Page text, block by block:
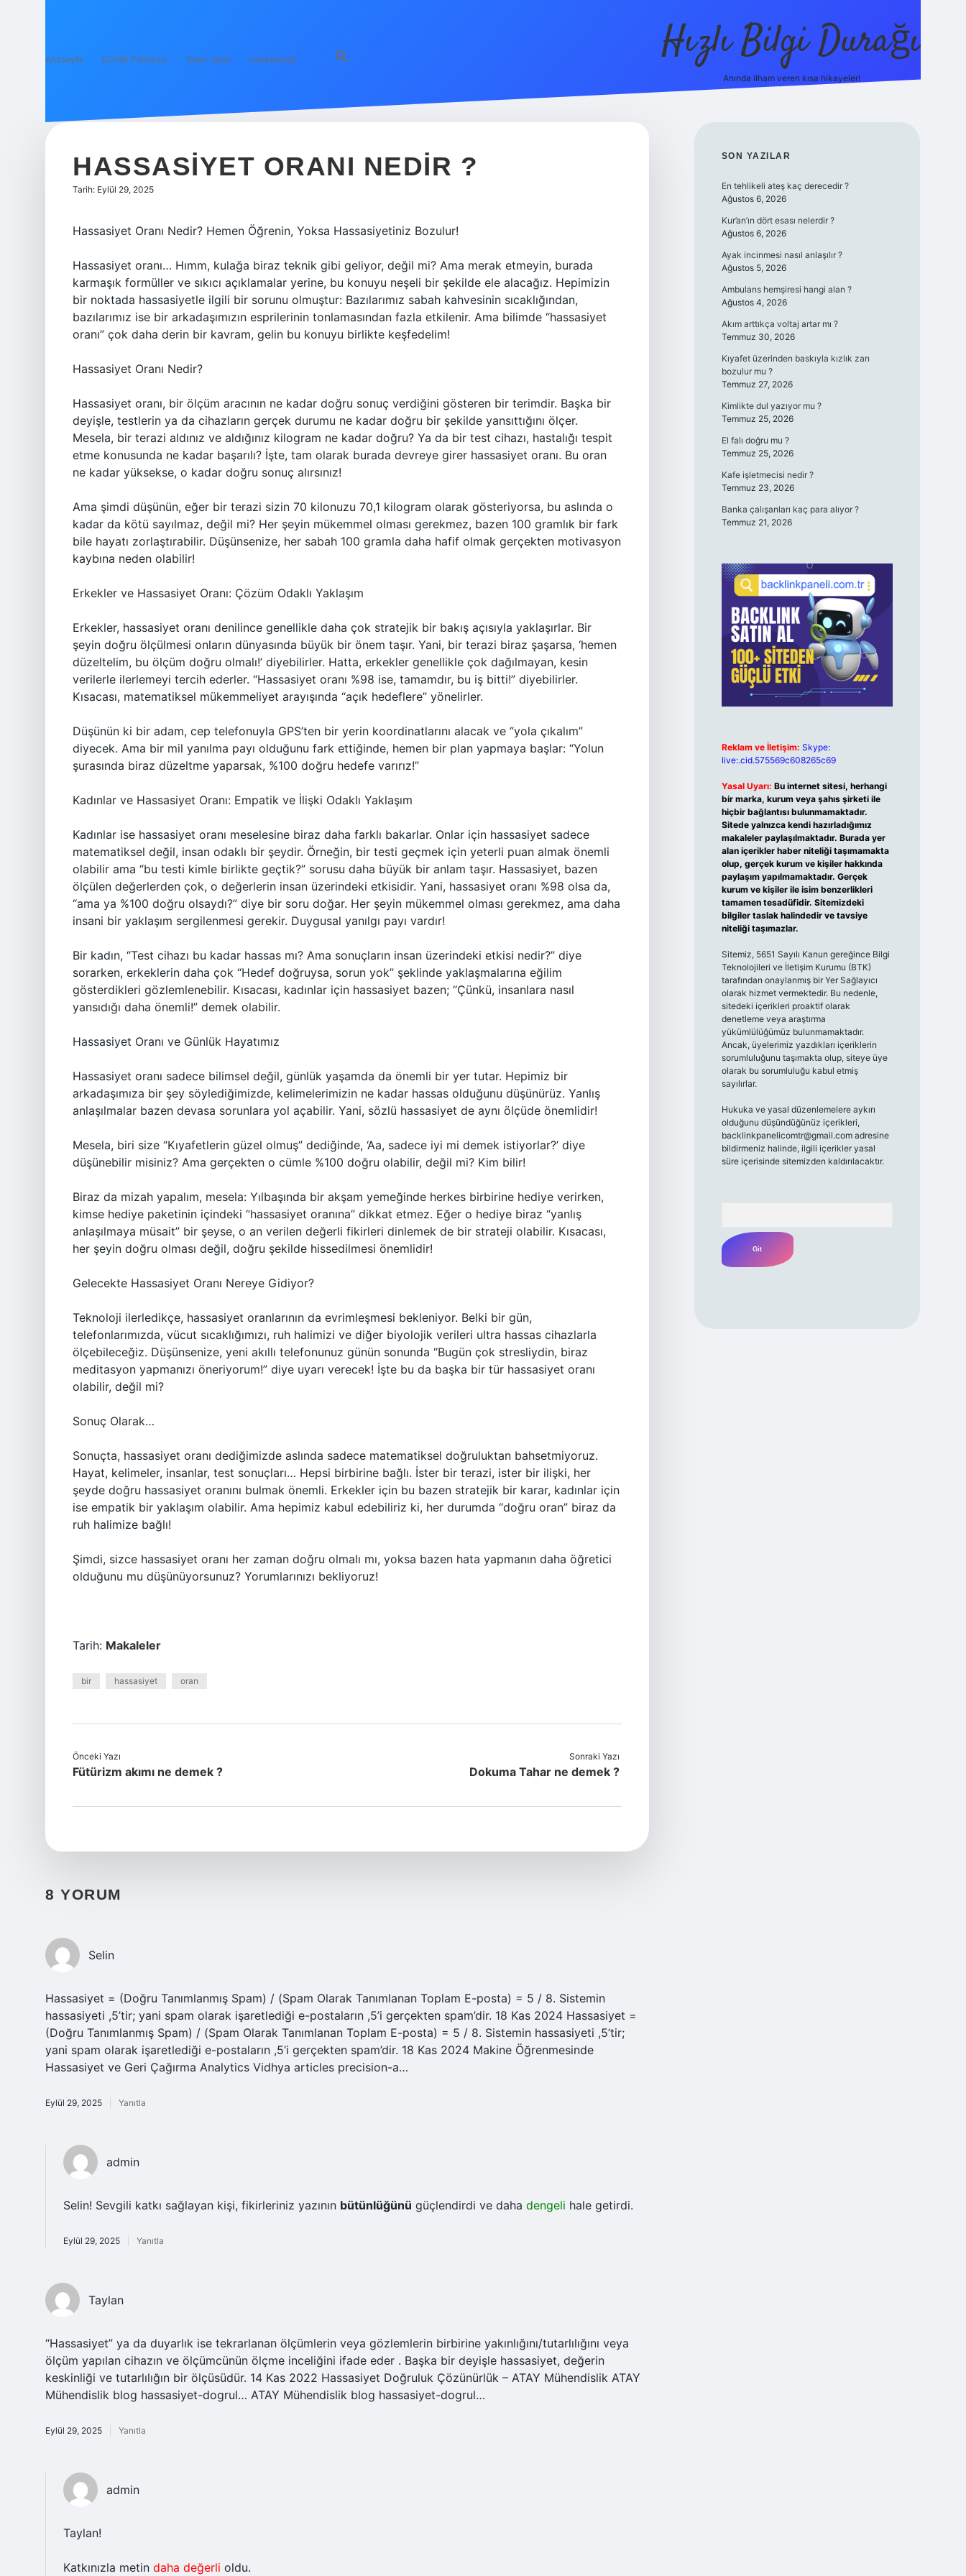
Anasayfa Gizlilik Politikası Yasal Uyarı Hakkımızda Hızlı Bilgi Durağı
Anında ilham veren kısa hikayeler!
HASSASIYET ORANI NEDIR ?
Tarih: Eylül 29, 2025
Hassasiyet Oranı Nedir? Hemen Öğrenin, Yoksa Hassasiyetiniz Bozulur!
Hassasiyet oranı… Hımm, kulağa biraz teknik gibi geliyor, değil mi? Ama merak etmeyin, burada
karmaşık formüller ve sıkıcı açıklamalar yerine, bu konuyu neşeli bir şekilde ele alacağız. Hepimizin
bir noktada hassasiyetle ilgili bir sorunu olmuştur: Bazılarımız sabah kahvesinin sıcaklığından,
bazılarımız ise bir arkadaşımızın esprilerinin tonlamasından fazla etkilenir. Ama bilimde “hassasiyet
oranı” çok daha derin bir kavram, gelin bu konuyu birlikte keşfedelim!
Hassasiyet Oranı Nedir?
Hassasiyet oranı, bir ölçüm aracının ne kadar doğru sonuç verdiğini gösteren bir terimdir. Başka bir
deyişle, testlerin ya da cihazların gerçek durumu ne kadar doğru bir şekilde yansıttığını ölçer.
Mesela, bir terazi aldınız ve aldığınız kilogram ne kadar doğru? Ya da bir test cihazı, hastalığı tespit
etme konusunda ne kadar başarılı? İşte, tam olarak burada devreye girer hassasiyet oranı. Bu oran
ne kadar yüksekse, o kadar doğru sonuç alırsınız!
Ama şimdi düşünün, eğer bir terazi sizin 70 kilonuzu 70,1 kilogram olarak gösteriyorsa, bu aslında o
kadar da kötü sayılmaz, değil mi? Her şeyin mükemmel olması gerekmez, bazen 100 gramlık bir fark
bile hayatı zorlaştırabilir. Düşünsenize, her sabah 100 gramla daha hafif olmak gerçekten motivasyon
kaybına neden olabilir!
Erkekler ve Hassasiyet Oranı: Çözüm Odaklı Yaklaşım
Erkekler, hassasiyet oranı denilince genellikle daha çok stratejik bir bakış açısıyla yaklaşırlar. Bir
şeyin doğru ölçülmesi onların dünyasında büyük bir önem taşır. Yani, bir terazi biraz şaşarsa, ‘hemen
düzeltelim, bu ölçüm doğru olmalı!’ diyebilirler. Hatta, erkekler genellikle çok dağılmayan, kesin
verilerle ilerlemeyi tercih ederler. “Hassasiyet oranı %98 ise, tamamdır, bu iş bitti!” diyebilirler.
Kısacası, matematiksel mükemmeliyet arayışında “açık hedeflere” yönelirler.
Düşünün ki bir adam, cep telefonuyla GPS’ten bir yerin koordinatlarını alacak ve “yola çıkalım”
diyecek. Ama bir mil yanılma payı olduğunu fark ettiğinde, hemen bir plan yapmaya başlar: “Yolun
şurasında biraz düzeltme yaparsak, %100 doğru hedefe varırız!”
Kadınlar ve Hassasiyet Oranı: Empatik ve İlişki Odaklı Yaklaşım
Kadınlar ise hassasiyet oranı meselesine biraz daha farklı bakarlar. Onlar için hassasiyet sadece
matematiksel değil, insan odaklı bir şeydir. Örneğin, bir testi geçmek için yeterli puan almak önemli
olabilir ama “bu testi kimle birlikte geçtik?” sorusu daha büyük bir anlam taşır. Hassasiyet, bazen
ölçülen değerlerden çok, o değerlerin insan üzerindeki etkisidir. Yani, hassasiyet oranı %98 olsa da,
“ama ya %100 doğru olsaydı?” diye bir soru doğar. Her şeyin mükemmel olması gerekmez, ama daha
insani bir yaklaşım sergilenmesi gerekir. Duygusal yanılgı payı vardır!
Bir kadın, “Test cihazı bu kadar hassas mı? Ama sonuçların insan üzerindeki etkisi nedir?” diye
sorarken, erkeklerin daha çok “Hedef doğruysa, sorun yok” şeklinde yaklaşmalarına eğilim
gösterdikleri gözlemlenebilir. Kısacası, kadınlar için hassasiyet bazen; “Çünkü, insanlara nasıl
yansıdığı daha önemli!” demek olabilir.
Hassasiyet Oranı ve Günlük Hayatımız
Hassasiyet oranı sadece bilimsel değil, günlük yaşamda da önemli bir yer tutar. Hepimiz bir
arkadaşımıza bir şey söylediğimizde, kelimelerimizin ne kadar hassas olduğunu düşünürüz. Yanlış
anlaşılmalar bazen devasa sorunlara yol açabilir. Yani, sözlü hassasiyet de aynı ölçüde önemlidir!
Mesela, biri size “Kıyafetlerin güzel olmuş” dediğinde, ‘Aa, sadece iyi mi demek istiyorlar?’ diye
düşünebilir misiniz? Ama gerçekten o cümle %100 doğru olabilir, değil mi? Kim bilir!
Biraz da mizah yapalım, mesela: Yılbaşında bir akşam yemeğinde herkes birbirine hediye verirken,
kimse hediye paketinin içindeki “hassasiyet oranına” dikkat etmez. Eğer o hediye biraz “yanlış
anlaşılmaya müsait” bir şeyse, o an verilen değerli fikirleri dinlemek de bir strateji olabilir. Kısacası,
her şeyin doğru olması değil, doğru şekilde hissedilmesi önemlidir!
Gelecekte Hassasiyet Oranı Nereye Gidiyor?
Teknoloji ilerledikçe, hassasiyet oranlarının da evrimleşmesi bekleniyor. Belki bir gün,
telefonlarımızda, vücut sıcaklığımızı, ruh halimizi ve diğer biyolojik verileri ultra hassas cihazlarla
ölçebileceğiz. Düşünsenize, yeni akıllı telefonunuz günün sonunda “Bugün çok stresliydin, biraz
meditasyon yapmanızı öneriyorum!” diye uyarı verecek! İşte bu da başka bir tür hassasiyet oranı
olabilir, değil mi?
Sonuç Olarak…
Sonuçta, hassasiyet oranı dediğimizde aslında sadece matematiksel doğruluktan bahsetmiyoruz.
Hayat, kelimeler, insanlar, test sonuçları… Hepsi birbirine bağlı. İster bir terazi, ister bir ilişki, her
şeyde doğru hassasiyet oranını bulmak önemli. Erkekler için bu bazen stratejik bir karar, kadınlar için
ise empatik bir yaklaşım olabilir. Ama hepimiz kabul edebiliriz ki, her durumda “doğru oran” biraz da
ruh halimize bağlı!
Şimdi, sizce hassasiyet oranı her zaman doğru olmalı mı, yoksa bazen hata yapmanın daha öğretici
olduğunu mu düşünüyorsunuz? Yorumlarınızı bekliyoruz!
Tarih: Makaleler
bir hassasiyet oran
Önceki Yazı
Fütürizm akımı ne demek ?
Sonraki Yazı
Dokuma Tahar ne demek ?
8 YORUM
Selin
Hassasiyet = (Doğru Tanımlanmış Spam) / (Spam Olarak Tanımlanan Toplam E-posta) = 5 / 8. Sistemin
hassasiyeti ,5’tir; yani spam olarak işaretlediği e-postaların ,5’i gerçekten spam’dir. 18 Kas 2024 Hassasiyet =
(Doğru Tanımlanmış Spam) / (Spam Olarak Tanımlanan Toplam E-posta) = 5 / 8. Sistemin hassasiyeti ,5’tir;
yani spam olarak işaretlediği e-postaların ,5’i gerçekten spam’dir. 18 Kas 2024 Makine Öğrenmesinde
Hassasiyet ve Geri Çağırma Analytics Vidhya articles precision-a…
Eylül 29, 2025 Yanıtla
admin
Selin! Sevgili katkı sağlayan kişi, fikirleriniz yazının bütünlüğünü güçlendirdi ve daha dengeli hale getirdi.
Eylül 29, 2025 Yanıtla
Taylan
“Hassasiyet” ya da duyarlık ise tekrarlanan ölçümlerin veya gözlemlerin birbirine yakınlığını/tutarlılığını veya
ölçüm yapılan cihazın ve ölçümcünün ölçme inceliğini ifade eder . Başka bir deyişle hassasiyet, değerin
keskinliği ve tutarlılığın bir ölçüsüdür. 14 Kas 2022 Hassasiyet Doğruluk Çözünürlük – ATAY Mühendislik ATAY
Mühendislik blog hassasiyet-dogrul… ATAY Mühendislik blog hassasiyet-dogrul…
Eylül 29, 2025 Yanıtla
admin
Taylan!
Katkınızla metin daha değerli oldu.
SIDEBAR
SON YAZILAR
En tehlikeli ateş kaç derecedir ?
Ağustos 6, 2026
Kur’an’ın dört esası nelerdir ?
Ağustos 6, 2026
Ayak incinmesi nasıl anlaşılır ?
Ağustos 5, 2026
Ambulans hemşiresi hangi alan ?
Ağustos 4, 2026
Akım arttıkça voltaj artar mı ?
Temmuz 30, 2026
Kıyafet üzerinden baskıyla kızlık zarı
bozulur mu ?
Temmuz 27, 2026
Kimlikte dul yazıyor mu ?
Temmuz 25, 2026
El falı doğru mu ?
Temmuz 25, 2026
Kafe işletmecisi nedir ?
Temmuz 23, 2026
Banka çalışanları kaç para alıyor ?
Temmuz 21, 2026
Reklam ve İletişim: Skype:
live:.cid.575569c608265c69
Yasal Uyarı: Bu internet sitesi, herhangi
bir marka, kurum veya şahıs şirketi ile
hiçbir bağlantısı bulunmamaktadır.
Sitede yalnızca kendi hazırladığımız
makaleler paylaşılmaktadır. Burada yer
alan içerikler haber niteliği taşımamakta
olup, gerçek kurum ve kişiler hakkında
paylaşım yapılmamaktadır. Gerçek
kurum ve kişiler ile isim benzerlikleri
tamamen tesadüfidir. Sitemizdeki
bilgiler taslak halindedir ve tavsiye
niteliği taşımazlar.
Sitemiz, 5651 Sayılı Kanun gereğince Bilgi
Teknolojileri ve İletişim Kurumu (BTK)
tarafından onaylanmış bir Yer Sağlayıcı
olarak hizmet vermektedir. Bu nedenle,
sitedeki içerikleri proaktif olarak
denetleme veya araştırma
yükümlülüğümüz bulunmamaktadır.
Ancak, üyelerimiz yazdıkları içeriklerin
sorumluluğunu taşımakta olup, siteye üye
olarak bu sorumluluğu kabul etmiş
sayılırlar.
Hukuka ve yasal düzenlemelere aykırı
olduğunu düşündüğünüz içerikleri,
backlinkpanelicomtr@gmail.comadresine
bildirmeniz halinde, ilgili içerikler yasal
süre içerisinde sitemizden kaldırılacaktır.